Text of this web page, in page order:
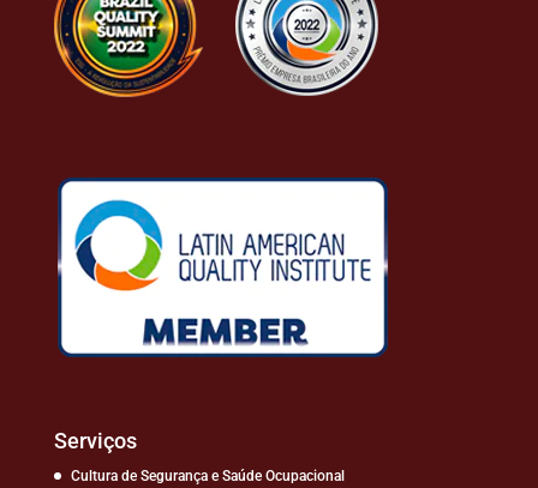
Serviços
Cultura de Segurança e Saúde Ocupacional